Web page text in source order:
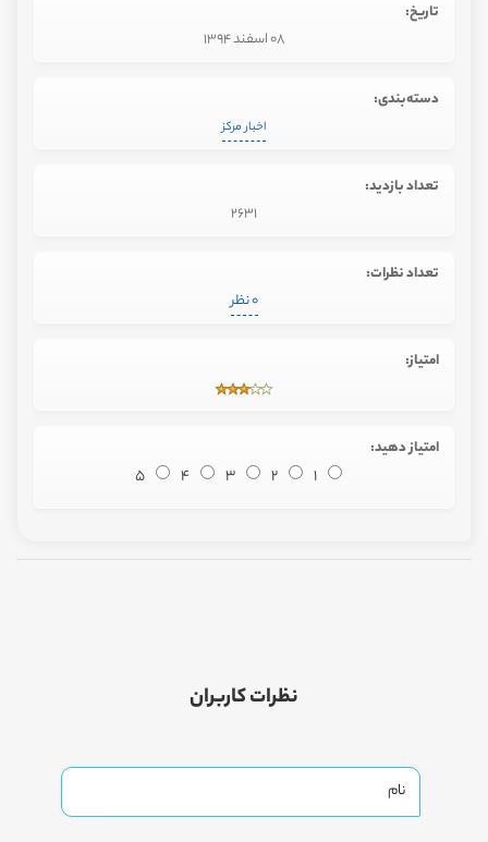
تاریخ:
08 اسفند 1394
دسته‌بندی:
اخبار مرکز
تعداد بازدید:
2631
تعداد نظرات:
0 نظر
امتیاز:
امتیاز دهید:
1
2
3
4
5
نظرات کاربران